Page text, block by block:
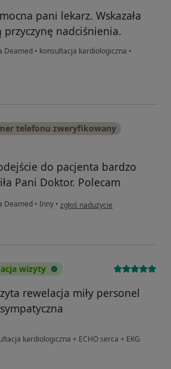
pani lekarz. Wskazała
nadciśnienia.
Deamed • konsultacja kardiologiczna •
telefonu zweryfikowany
do pacjenta bardzo
Pani Doktor. Polecam
Deamed • Inny • w opinii użytkownika Marek G.
zgłoś nadużycie
wizyty
rewelacja miły personel
kardiologiczna + ECHO serca + EKG